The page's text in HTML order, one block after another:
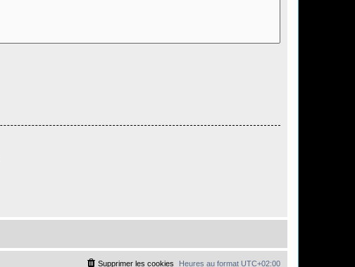
Heures au format UTC+02:00
Supprimer les cookies